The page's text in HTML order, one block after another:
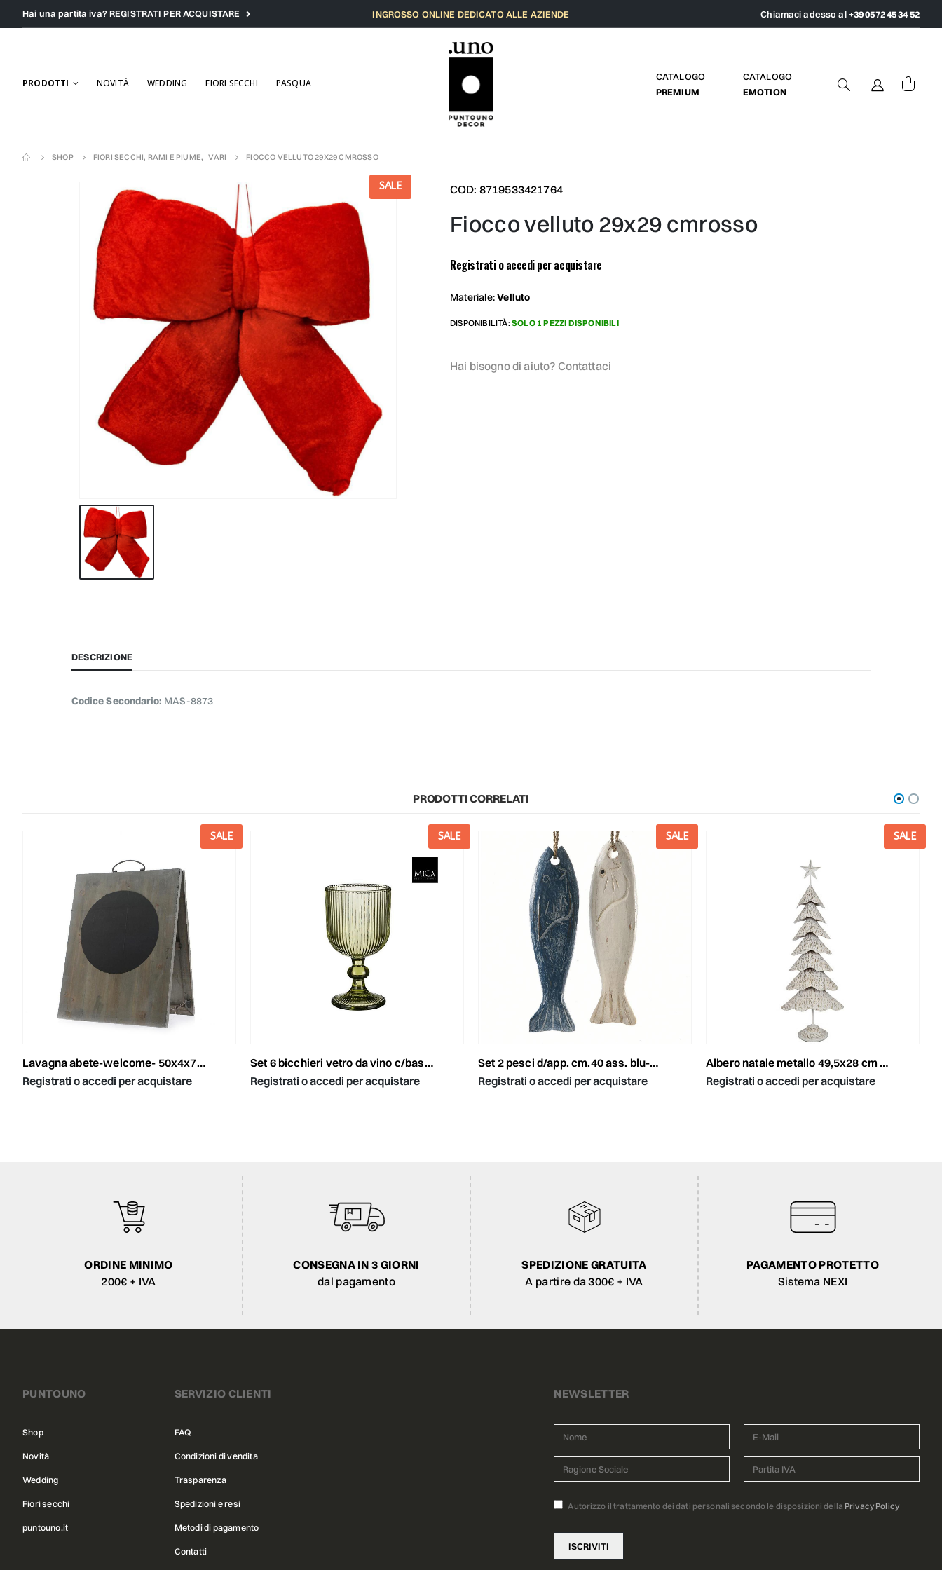
Hai una partita iva?REGISTRATI PER ACQUISTARE INGROSSO ONLINE DEDICATO ALLE AZIENDE Chiamaci adesso al +39 0572 45 34 52
PRODOTTI NOVITÀ WEDDING FIORI SECCHI PASQUA
CATALOGO
PREMIUM
CATALOGO
EMOTION
SHOP FIORI SECCHI, RAMI E PIUME, VARI FIOCCO VELLUTO 29X29 CMROSSO
SALE COD: 8719533421764
fiocco velluto 29x29 cmrosso
Registrati o accedi per acquistare
Materiale:Velluto
DISPONIBILITÀ:SOLO 1 PEZZI DISPONIBILI
Hai bisogno di aiuto? Contattaci
DESCRIZIONE
Codice Secondario: MAS-8873
PRODOTTI CORRELATI
SALE
lavagna abete-welcome- 50x4x76 grigio washed
Registrati o accedi per acquistare
SALE
set 6 bicchieri vetro da vino c/base -merlot- d.8h.14,5cm verde
Registrati o accedi per acquistare
SALE
set 2 pesci d/app. cm.40 ass. blu-bianco
Registrati o accedi per acquistare
SALE
albero natale metallo 49,5x28 cm h.135 cm bianco/oro
Registrati o accedi per acquistare
ORDINE MINIMO
200€ + IVA
CONSEGNA IN 3 GIORNI
dal pagamento
SPEDIZIONE GRATUITA
A partire da 300€ + IVA
PAGAMENTO PROTETTO
Sistema NEXI
PUNTOUNO
Shop
Novità
Wedding
Fiori secchi
puntouno.it
SERVIZIO CLIENTI
FAQ
Condizioni di vendita
Trasparenza
Spedizioni e resi
Metodi di pagamento
Contatti
NEWSLETTER
Autorizzo il trattamento dei dati personali secondo le disposizioni della Privacy Policy